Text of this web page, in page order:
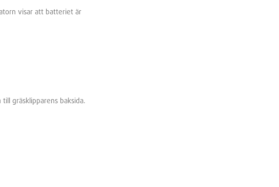
visar att batteriet är
gräsklipparens baksida.